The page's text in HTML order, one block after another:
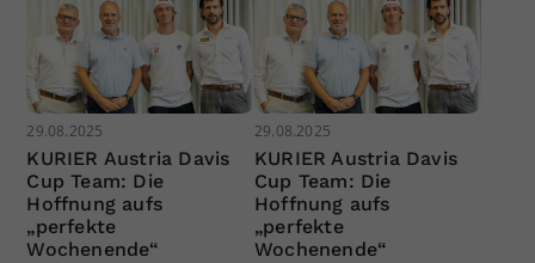
29.08.2025
KURIER Austria Davis
Cup Team: Die
Hoffnung aufs
„perfekte
Wochenende“
29.08.2025
KURIER Austria Davis
Cup Team: Die
Hoffnung aufs
„perfekte
Wochenende“